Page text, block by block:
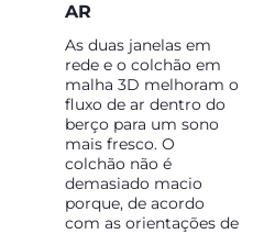
AR
As duas janelas em
rede e o colchão em
malha 3D melhoram o
fluxo de ar dentro do
berço para um sono
mais fresco. O
colchão não é
demasiado macio
porque, de acordo
com as orientações de